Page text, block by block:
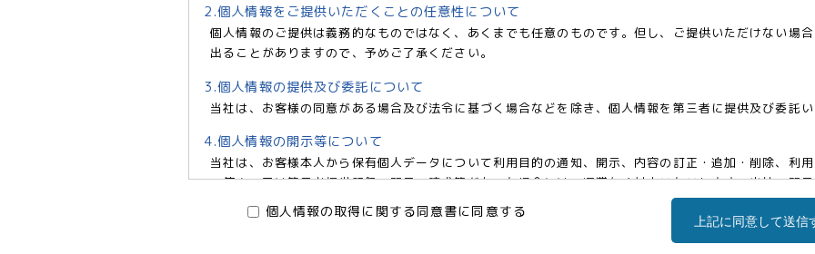
2.個人情報をご提供いただくことの任意性について
個人情報のご提供は義務的なものではなく、あくまでも任意のものです。但し、ご提供いただけない場
出ることがありますので、予めご了承ください。
3.個人情報の提供及び委託について
当社は、お客様の同意がある場合及び法令に基づく場合などを除き、個人情報を第三者に提供及び委託
4.個人情報の開示等について
当社は、お客様本人から保有個人データについて利用目的の通知、開示、内容の訂正・追加・削除、利
の停止、又は第三者提供記録の開示の請求等があった場合には、遅滞なく対応いたいします。当社の
6966 e-mail:pv@mimaze.co.jp)までお申し出ください。
個人情報の取得に関する同意書に同意する 上記に同意して送信